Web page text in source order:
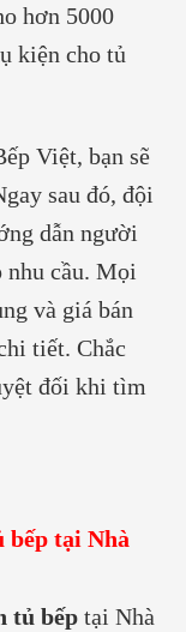
hơn 5000
kiện cho tủ
Việt, bạn sẽ
sau đó, đội
dẫn người
nhu cầu. Mọi
và giá bán
tiết. Chắc
đối khi tìm
bếp tại Nhà
tủ bếp tại Nhà